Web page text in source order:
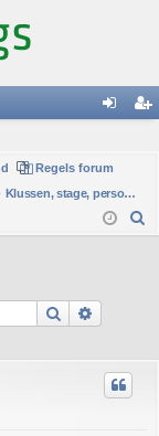
in
Regels forum
Klussen, stage, personeel of hulp
Search